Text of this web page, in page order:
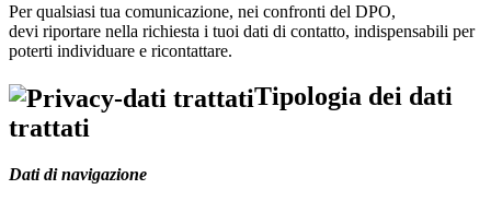
Per qualsiasi tua comunicazione, nei confronti del DPO,
devi riportare nella richiesta i tuoi dati di contatto, indispensabili per
poterti individuare e ricontattare.
Tipologia dei dati
trattati
Dati di navigazione